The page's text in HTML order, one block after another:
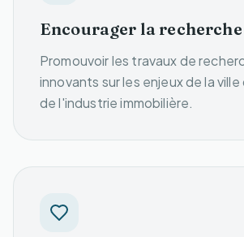
Encourager la recherche
Promouvoir les travaux de
innovants sur les enjeux de la
de l'industrie immobilière.